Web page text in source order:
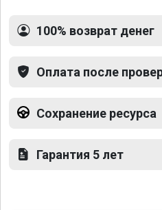
100% возврат денег
Оплата после
Сохранение ресурса
Гарантия 5 лет